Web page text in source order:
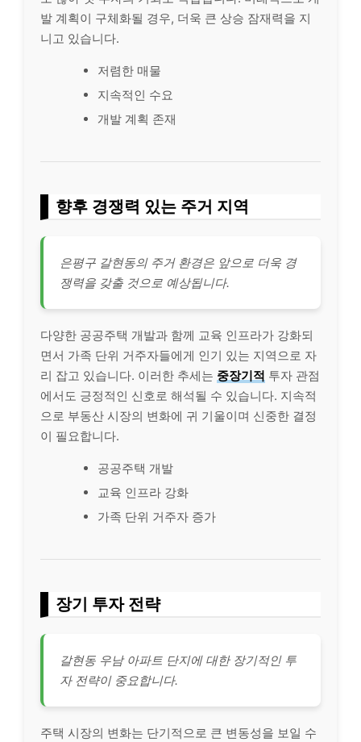
발 계획이 구체화될 경우, 더욱 큰 상승 잠재력을 지
니고 있습니다.
저렴한 매물
지속적인 수요
개발 계획 존재
향후 경쟁력 있는 주거 지역
은평구 갈현동의 주거 환경은 앞으로 더욱 경
쟁력을 갖출 것으로 예상됩니다.
다양한 공공주택 개발과 함께 교육 인프라가 강화되
면서 가족 단위 거주자들에게 인기 있는 지역으로 자
리 잡고 있습니다. 이러한 추세는 중장기적 투자 관점
에서도 긍정적인 신호로 해석될 수 있습니다. 지속적
으로 부동산 시장의 변화에 귀 기울이며 신중한 결정
이 필요합니다.
공공주택 개발
교육 인프라 강화
가족 단위 거주자 증가
장기 투자 전략
갈현동 우남 아파트 단지에 대한 장기적인 투
자 전략이 중요합니다.
주택 시장의 변화는 단기적으로 큰 변동성을 보일 수